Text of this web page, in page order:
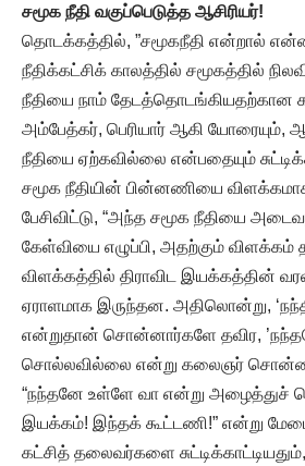
சமூக நீதி வகுப்பெடுத்த ஆசிரியர்!
தொடக்கத்தில், ”சமூகநீதி என்றால்
நீதிக்கட்சிக் காலத்தில் சமூகத்தில்
நீதியை நாம்
அம்பேத்கர், பெரியார் ஆகி யோரையும்,
நீதியை ஏற்கவில்லை என்பதையும்
சமூக நீதியின் பின்னணியை விளக்கமாக
பேசிவிட்டு, “அந்த சமூக நீதியை
கேள்வியை எழுப்பி, அதற்கும் விளக்கம்
விளக்கத்தில் திராவிட இயக்கத்தின்
ஏராளமாக இருந்தன. அதிலொன்று,
என்றுதான் சொன்னார்களே தவிர,
சொல்லவில்லை என்று கலைஞர்
“நந்தனே உள்ளே வா என்று அழைத்துச்
இயக்கம்! இந்தக் கூட்டணி!” என்று
கட்சித் தலைவர்களை